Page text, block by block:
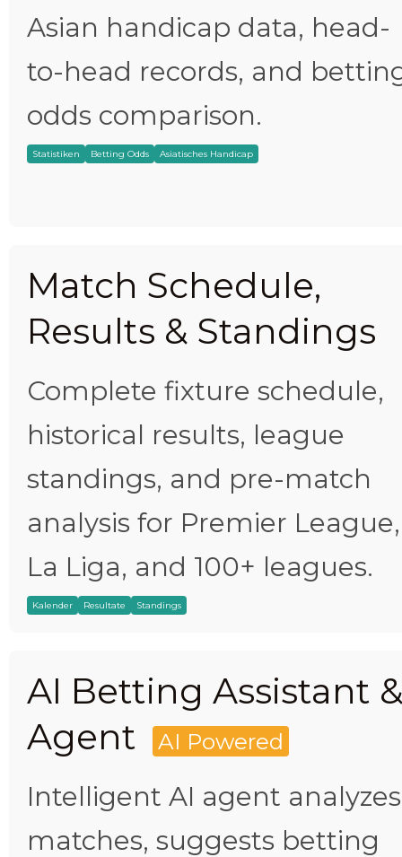
Asian handicap data, head-
to-head records, and
odds comparison.
Statistiken Betting Odds Asiatisches Handicap
Match Schedule,
Results & Standings
Complete fixture schedule,
historical results, league
standings, and pre-match
analysis for Premier League,
La Liga, and 100+ leagues.
Kalender Resultate Standings
AI Betting Assistant
Agent
AI Powered
Intelligent AI agent analyzes
matches, suggests betting